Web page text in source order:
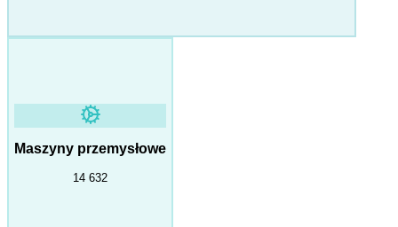
Maszyny przemysłowe
14 632